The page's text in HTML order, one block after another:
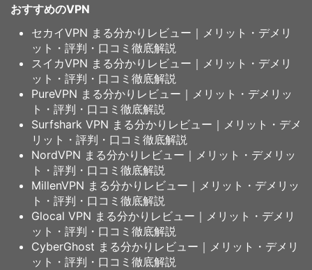
おすすめのVPN
セカイVPN まる分かりレビュー｜メリット・デメリ
ット・評判・口コミ徹底解説
スイカVPN まる分かりレビュー｜メリット・デメリ
ット・評判・口コミ徹底解説
PureVPN まる分かりレビュー｜メリット・デメリッ
ト・評判・口コミ徹底解説
Surfshark VPN まる分かりレビュー｜メリット・デメ
リット・評判・口コミ徹底解説
NordVPN まる分かりレビュー｜メリット・デメリッ
ト・評判・口コミ徹底解説
MillenVPN まる分かりレビュー｜メリット・デメリッ
ト・評判・口コミ徹底解説
Glocal VPN まる分かりレビュー｜メリット・デメリ
ット・評判・口コミ徹底解説
CyberGhost まる分かりレビュー｜メリット・デメリ
ット・評判・口コミ徹底解説